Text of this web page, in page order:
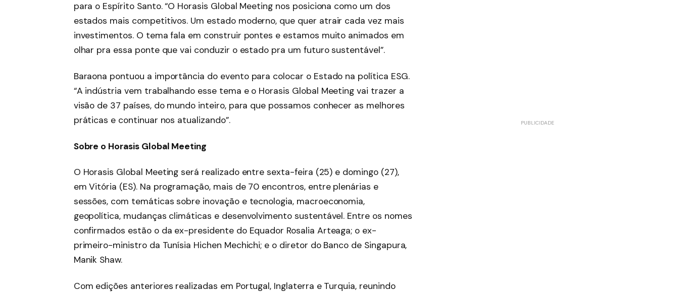
para o Espírito Santo. “O Horasis Global Meeting nos posiciona como um dos
estados mais competitivos. Um estado moderno, que quer atrair cada vez mais
investimentos. O tema fala em construir pontes e estamos muito animados em
olhar pra essa ponte que vai conduzir o estado pra um futuro sustentável”.
Baraona pontuou a importância do evento para colocar o Estado na política ESG.
“A indústria vem trabalhando esse tema e o Horasis Global Meeting vai trazer a
visão de 37 países, do mundo inteiro, para que possamos conhecer as melhores
práticas e continuar nos atualizando”.
Sobre o Horasis Global Meeting
O Horasis Global Meeting será realizado entre sexta-feira (25) e domingo (27),
em Vitória (ES). Na programação, mais de 70 encontros, entre plenárias e
sessões, com temáticas sobre inovação e tecnologia, macroeconomia,
geopolítica, mudanças climáticas e desenvolvimento sustentável. Entre os nomes
confirmados estão o da ex-presidente do Equador Rosalia Arteaga; o ex-
primeiro-ministro da Tunísia Hichen Mechichi; e o diretor do Banco de Singapura,
Manik Shaw.
Com edições anteriores realizadas em Portugal, Inglaterra e Turquia, reunindo